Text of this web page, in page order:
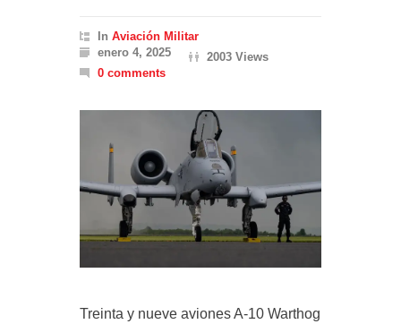
In Aviación Militar
enero 4, 2025
2003 Views
0 comments
Treinta y nueve aviones A-10 Warthog